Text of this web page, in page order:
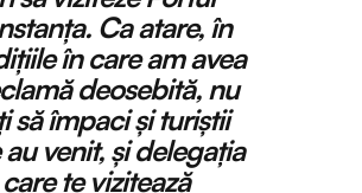
Ca atare, în
în care am avea
deosebită, nu
să împaci și turiștii
venit, și delegația
care te vizitează